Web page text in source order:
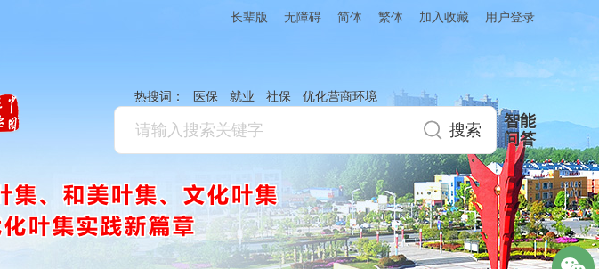
长辈版 无障碍 简体 繁体 加入收藏 用户登录
热搜词： 医保 就业 社保 优化营商环境
智能
问答